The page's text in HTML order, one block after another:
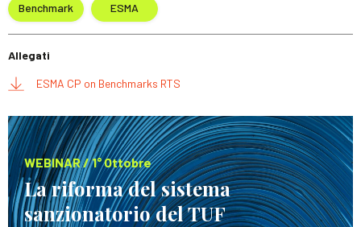
Benchmark ESMA
Allegati
ESMA CP on Benchmarks RTS
WEBINAR / 1° Ottobre
La riforma del sistema
sanzionatorio del TUF